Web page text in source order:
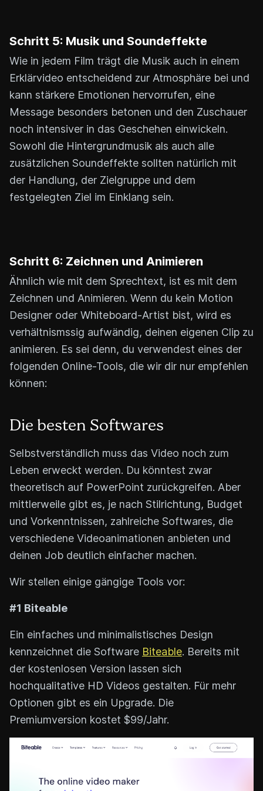
Schritt 5: Musik und Soundeffekte
Wie in jedem Film trägt die Musik auch in einem
Erklärvideo entscheidend zur Atmosphäre bei und
kann stärkere Emotionen hervorrufen, eine
Message besonders betonen und den Zuschauer
noch intensiver in das Geschehen einwickeln.
Sowohl die Hintergrundmusik als auch alle
zusätzlichen Soundeffekte sollten natürlich mit
der Handlung, der Zielgruppe und dem
festgelegten Ziel im Einklang sein.
Schritt 6: Zeichnen und Animieren
Ähnlich wie mit dem Sprechtext, ist es mit dem
Zeichnen und Animieren. Wenn du kein Motion
Designer oder Whiteboard-Artist bist, wird es
verhältnismssig aufwändig, deinen eigenen Clip zu
animieren. Es sei denn, du verwendest eines der
folgenden Online-Tools, die wir dir nur empfehlen
können:
Die besten Softwares
Selbstverständlich muss das Video noch zum
Leben erweckt werden. Du könntest zwar
theoretisch auf PowerPoint zurückgreifen. Aber
mittlerweile gibt es, je nach Stilrichtung, Budget
und Vorkenntnissen, zahlreiche Softwares, die
verschiedene Videoanimationen anbieten und
deinen Job deutlich einfacher machen.
Wir stellen einige gängige Tools vor:
#1 Biteable
Ein einfaches und minimalistisches Design
kennzeichnet die Software Biteable. Bereits mit
der kostenlosen Version lassen sich
hochqualitative HD Videos gestalten. Für mehr
Optionen gibt es ein Upgrade. Die
Premiumversion kostet $99/Jahr.